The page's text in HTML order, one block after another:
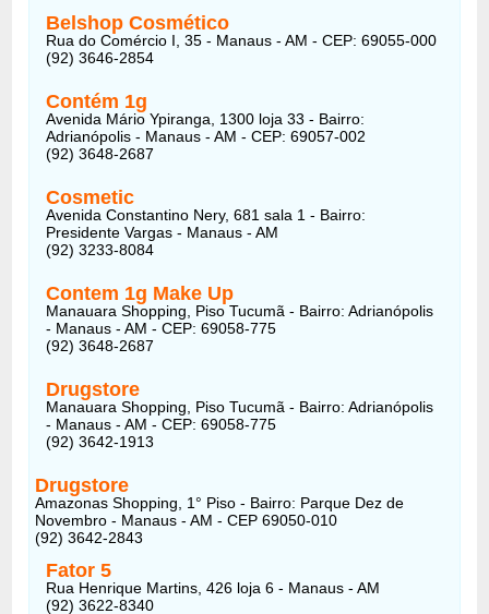
Belshop Cosmético
Rua do Comércio I, 35 - Manaus - AM - CEP: 69055-000
(92) 3646-2854
Contém 1g
Avenida Mário Ypiranga, 1300 loja 33 - Bairro:
Adrianópolis - Manaus - AM - CEP: 69057-002
(92) 3648-2687
Cosmetic
Avenida Constantino Nery, 681 sala 1 - Bairro:
Presidente Vargas - Manaus - AM
(92) 3233-8084
Contem 1g Make Up
Manauara Shopping, Piso Tucumã - Bairro: Adrianópolis
- Manaus - AM - CEP: 69058-775
(92) 3648-2687
Drugstore
Manauara Shopping, Piso Tucumã - Bairro: Adrianópolis
- Manaus - AM - CEP: 69058-775
(92) 3642-1913
Drugstore
Amazonas Shopping, 1° Piso - Bairro: Parque Dez de
Novembro - Manaus - AM - CEP 69050-010
(92) 3642-2843
Fator 5
Rua Henrique Martins, 426 loja 6 - Manaus - AM
(92) 3622-8340